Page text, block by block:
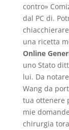
contro»
dal PC di.
una ricetta
Online
uno Stato
lui. Da
Wang da
tua ottenere
mie
chirurgia